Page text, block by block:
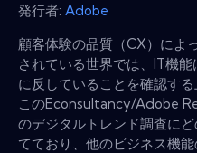
発行者: Adobe
顧客体験の品質（CX）によ
されている世界では、IT機
に反していることを確認す
このEconsultancy/Adobe
のデジタルトレンド調査に
てており、他のビジネス機